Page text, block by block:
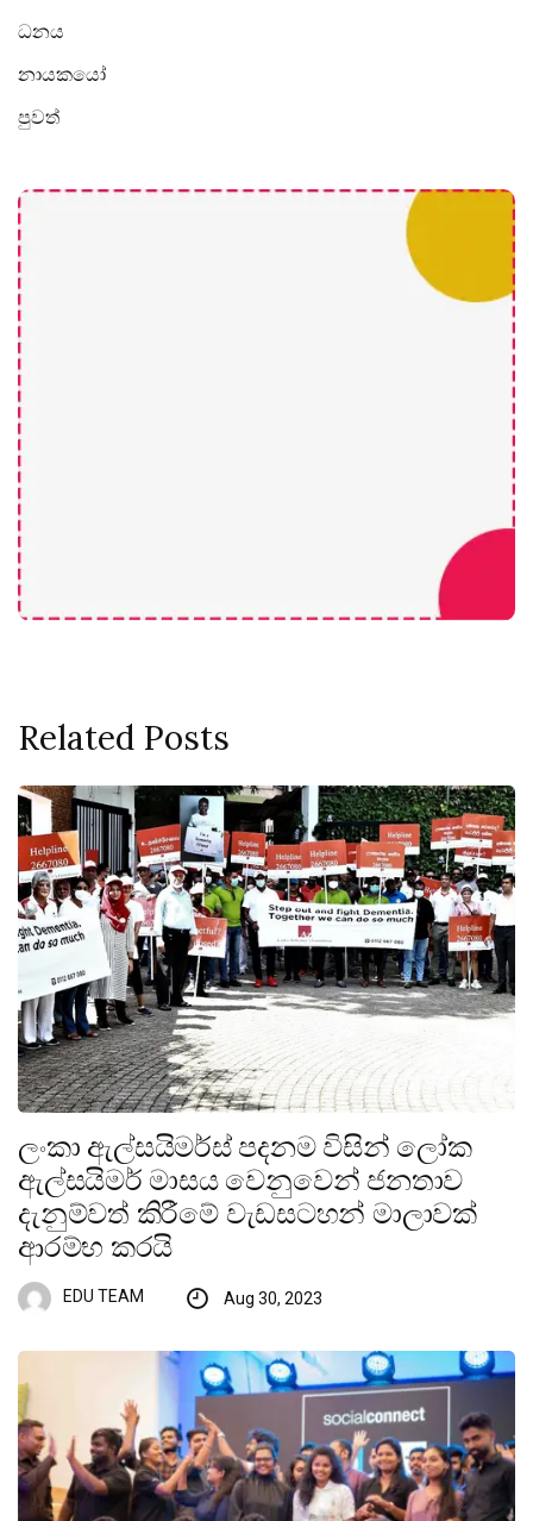
ධනය
නායකයෝ
පුවත්
Related Posts
ලංකා ඇල්සයිමර්ස් පදනම විසින් ලෝක
ඇල්සයිමර් මාසය වෙනුවෙන් ජනතාව
දැනුම්වත් කිරීමේ වැඩසටහන් මාලාවක්
ආරම්භ කරයි
EDU TEAM Aug 30, 2023